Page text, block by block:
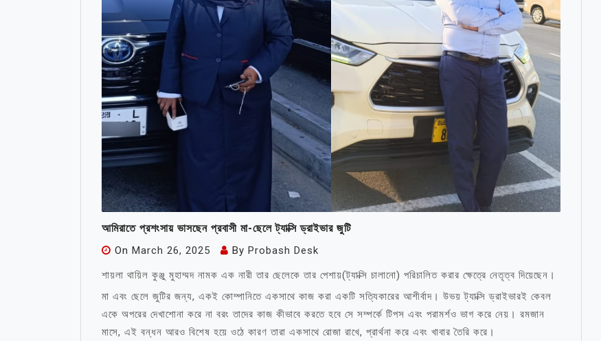
আমিরাতে প্রশংসায় ভাসছেন প্রবাসী মা-ছেলে ট্যাক্সি ড্রাইভার জুটি
On March 26, 2025 By Probash Desk
শায়লা থায়িল কুঞ্জু মুহাম্মদ নামক এক নারী তার ছেলেকে তার পেশায়(ট্যাক্সি চালানো) পরিচালিত করার ক্ষেত্রে নেতৃত্ব দিয়েছেন।
মা এবং ছেলে জুটির জন্য, একই কোম্পানিতে একসাথে কাজ করা একটি সত্যিকারের আশীর্বাদ। উভয় ট্যাক্সি ড্রাইভারই কেবল
একে অপরের দেখাশোনা করে না বরং তাদের কাজ কীভাবে করতে হবে সে সম্পর্কে টিপস এবং পরামর্শও ভাগ করে নেয়। রমজান
মাসে, এই বন্ধন আরও বিশেষ হয়ে ওঠে কারণ তারা একসাথে রোজা রাখে, প্রার্থনা করে এবং খাবার তৈরি করে।